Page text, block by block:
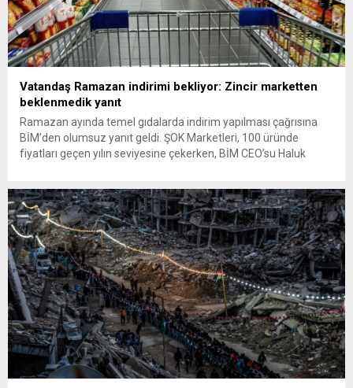
Vatandaş Ramazan indirimi bekliyor: Zincir marketten
beklenmedik yanıt
Ramazan ayında temel gıdalarda indirim yapılması çağrısına
BİM’den olumsuz yanıt geldi. ŞOK Marketleri, 100 üründe
fiyatları geçen yılın seviyesine çekerken, BİM CEO’su Haluk
katılmayacaklarını açıkladı. Bu açıklama sosyal medyada büyük
tepki çekerken, vatandaşlar “Bari Ramazan ayında bir...